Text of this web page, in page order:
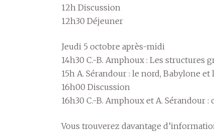
12h Discussion
12h30 Déjeuner
Jeudi 5 octobre après-midi
14h30 C.-B. Amphoux : Les structures
15h A. Sérandour : le nord, Babylone et
16h00 Discussion
16h30 C.-B. Amphoux et A. Sérandour
Vous trouverez davantage